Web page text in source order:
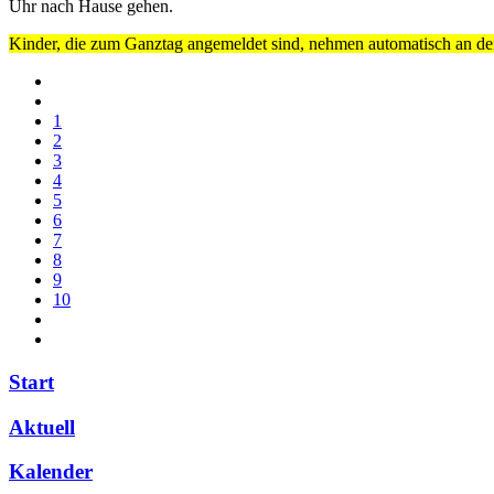
Uhr nach Hause gehen.
Kinder, die zum Ganztag angemeldet sind, nehmen automatisch an
1
2
3
4
5
6
7
8
9
10
Start
Aktuell
Kalender